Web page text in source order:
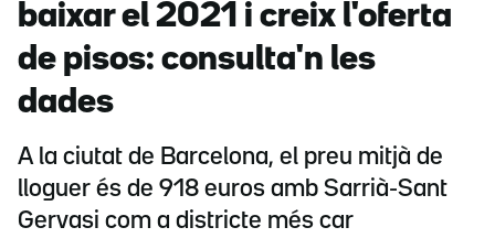
baixar el 2021 i creix l'oferta
de pisos: consulta'n les
dades
A la ciutat de Barcelona, el preu mitjà de
lloguer és de 918 euros amb Sarrià-Sant
Gervasi com a districte més car